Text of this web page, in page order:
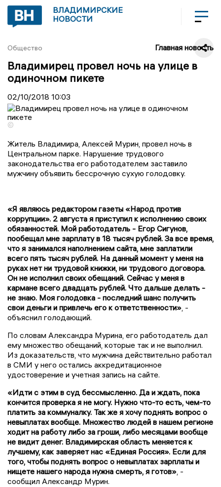
ВЛАДИМИРСКИЕ
НОВОСТИ
Общество Главная новость
Владимирец провел ночь на улице в
одиночном пикете
02/10/2018 10:03
©
Житель Владимира, Алексей Мурин, провел ночь в
Центральном парке. Нарушение трудового
законодательства его работодателем заставило
мужчину объявить бессрочную сухую голодовку.
«Я являюсь редактором газеты «Народ против
коррупции». 2 августа я приступил к исполнению своих
обязанностей. Мой работодатель - Егор Сигунов,
пообещал мне зарплату в 18 тысяч рублей. За все время,
что я занимался наполнением сайта, мне заплатили
всего пять тысяч рублей. На данный момент у меня на
руках нет ни трудовой книжки, ни трудового договора.
Он не исполнил своих обещаний. Сейчас у меня в
кармане всего двадцать рублей. Что дальше делать -
не знаю. Моя голодовка - последний шанс получить
свои деньги и привлечь его к ответственности» , -
объяснил голодающий.
По словам Александра Мурина, его работодатель дал
ему множество обещаний, которые так и не выполнил.
Из доказательств, что мужчина действительно работал
в СМИ у него остались аккредитационное
удостоверение и учетная запись на сайте.
«Идти с этим в суд бессмысленно. Да и ждать, пока
кончится проверка я не могу. Нужно что-то есть, чем-то
платить за коммуналку. Так же я хочу поднять вопрос о
невыплатах вообще. Множество людей в нашем регионе
ходит на работу либо за гроши, либо месяцами вообще
не видит денег. Владимирская область меняется к
лучшему, как заверяет нас «Единая Россия». Если для
того, чтобы поднять вопрос о невыплатах зарплаты и
нищете нашего народа нужна смерть, я готов» , -
сообщил Александр Мурин.